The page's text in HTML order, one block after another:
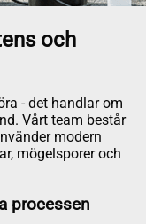
och
- det handlar om
Vårt team består
modern
mögelsporer och
processen